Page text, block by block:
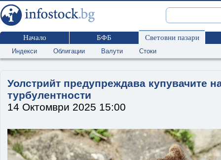
Начало БФБ Световни пазари
Индекси Облигации Валути Стоки
Уолстрийт предупреждава купувачите
турбулентности
14 Октомври 2025 15:00